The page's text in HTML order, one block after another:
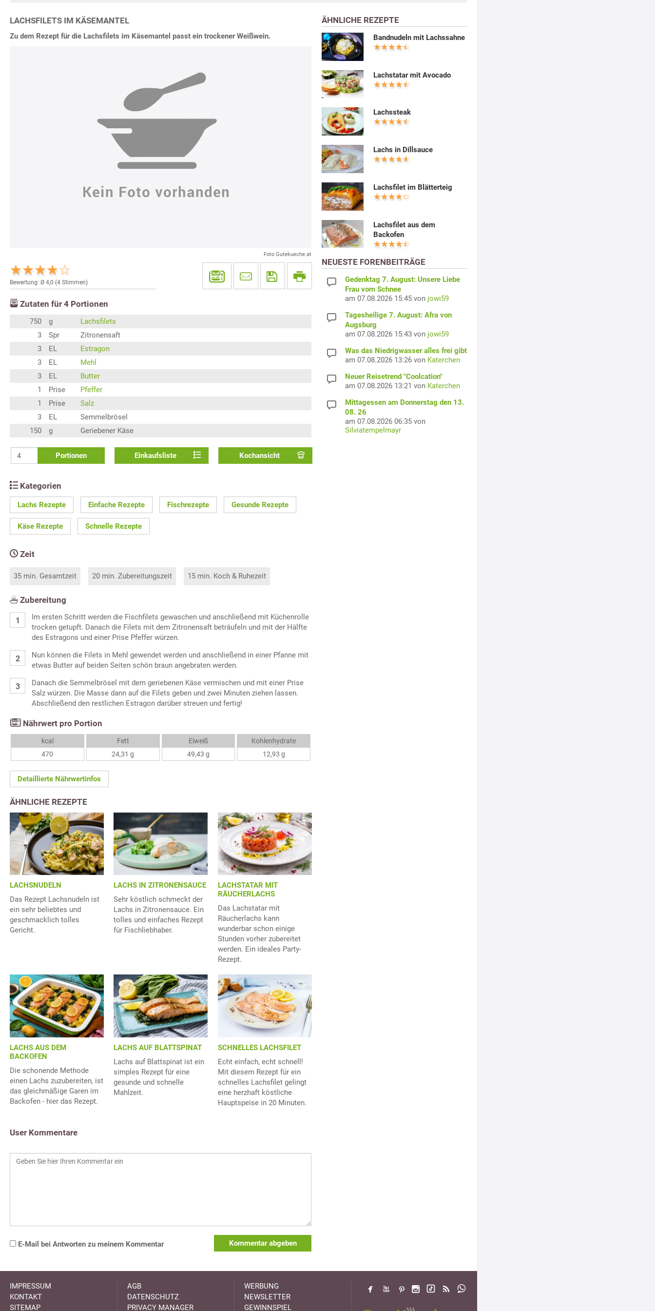
LACHSFILETS IM KÄSEMANTEL
Zu dem Rezept für die Lachsfilets im Käsemantel passt ein trockener Weißwein.
Foto Gutekueche.at
Bewertung: Ø 4,0 (4 Stimmen)
Zutaten für 4 Portionen
750 g
Lachsfilets
3
Spr
Zitronensaft
3
EL
Estragon
3
EL
Mehl
3
EL
Butter
1
Prise
Pfeffer
1
Prise
Salz
3
EL
Semmelbrösel
150
g Geriebener Käse
Portionen Einkaufsliste Kochansicht
Kategorien
Lachs Rezepte Einfache Rezepte Fischrezepte Gesunde Rezepte
Käse Rezepte Schnelle Rezepte
Zeit
35 min. Gesamtzeit 20 min. Zubereitungszeit 15 min. Koch & Ruhezeit
Zubereitung
Im ersten Schritt werden die Fischfilets gewaschen und anschließend mit Küchenrolle
trocken getupft. Danach die Filets mit dem Zitronensaft beträufeln und mit der Hälfte
des Estragons und einer Prise Pfeffer würzen.
Nun können die Filets in Mehl gewendet werden und anschließend in einer Pfanne mit
etwas Butter auf beiden Seiten schön braun angebraten werden.
Danach die Semmelbrösel mit dem geriebenen Käse vermischen und mit einer Prise
Salz würzen. Die Masse dann auf die Filets geben und zwei Minuten ziehen lassen.
Abschließend den restlichen Estragon darüber streuen und fertig!
Nährwert pro Portion
kcal
470
Fett
24,31 g
Eiweiß
49,43 g
Kohlenhydrate
12,93 g
Detaillierte Nährwertinfos
ÄHNLICHE REZEPTE
LACHSNUDELN
Das Rezept Lachsnudeln ist
ein sehr beliebtes und
geschmacklich tolles
Gericht.
LACHS IN ZITRONENSAUCE
Sehr köstlich schmeckt der
Lachs in Zitronensauce. Ein
tolles und einfaches Rezept
für Fischliebhaber.
LACHSTATAR MIT
RÄUCHERLACHS
Das Lachstatar mit
Räucherlachs kann
wunderbar schon einige
Stunden vorher zubereitet
werden. Ein ideales Party-
Rezept.
LACHS AUS DEM
BACKOFEN
Die schonende Methode
einen Lachs zuzubereiten, ist
das gleichmäßige Garen im
Backofen - hier das Rezept.
LACHS AUF BLATTSPINAT
Lachs auf Blattspinat ist ein
simples Rezept für eine
gesunde und schnelle
Mahlzeit.
SCHNELLES LACHSFILET
Echt einfach, echt schnell!
Mit diesem Rezept für ein
schnelles Lachsfilet gelingt
eine herzhaft köstliche
Hauptspeise in 20 Minuten.
User Kommentare
E-Mail bei Antworten zu meinem Kommentar Kommentar abgeben
ÄHNLICHE REZEPTE
Bandnudeln mit Lachssahne
Lachstatar mit Avocado
Lachssteak
Lachs in Dillsauce
Lachsfilet im Blätterteig
Lachsfilet aus dem
Backofen
NEUESTE FORENBEITRÄGE
Gedenktag 7. August: Unsere Liebe
Frau vom Schnee
am 07.08.2026 15:45 von jowi59
Tagesheilige 7. August: Afra von
Augsburg
am 07.08.2026 15:43 von jowi59
Was das Niedrigwasser alles frei gibt
am 07.08.2026 13:26 von Katerchen
Neuer Reisetrend "Coolcation"
am 07.08.2026 13:21 von Katerchen
Mittagessen am Donnerstag den 13.
08. 26
am 07.08.2026 06:35 von
Silviatempelmayr
IMPRESSUM
KONTAKT
SITEMAP
AGB
DATENSCHUTZ
PRIVACY MANAGER
WERBUNG
NEWSLETTER
GEWINNSPIEL